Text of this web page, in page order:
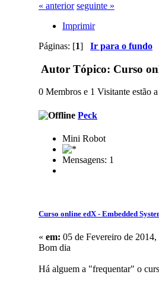
« anterior seguinte »
Imprimir
Páginas: [1] Ir para o fundo
Autor Tópico: Curso
0 Membros e 1 Visitante estão
Peck
Mini Robot
Mensagens: 1
Curso online edX - Embedded
« em: 05 de Fevereiro de 2014,
Bom dia
Há alguem a "frequentar" o